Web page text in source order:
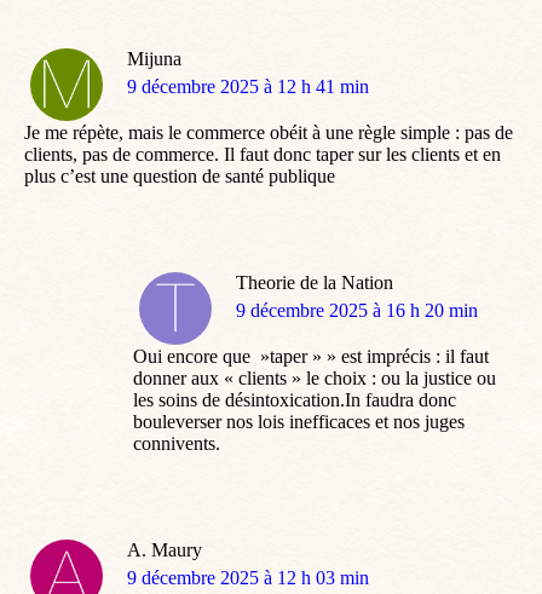
Mijuna
dit
9 décembre 2025 à 12 h 41 min
Je me répète, mais le commerce obéit à une règle simple : pas de
clients, pas de commerce. Il faut donc taper sur les clients et en
plus c’est une question de santé publique
Theorie de la Nation
dit
9 décembre 2025 à 16 h 20 min
Oui encore que »taper » » est imprécis : il faut
donner aux « clients » le choix : ou la justice ou
les soins de désintoxication.In faudra donc
bouleverser nos lois inefficaces et nos juges
connivents.
A. Maury
dit
9 décembre 2025 à 12 h 03 min